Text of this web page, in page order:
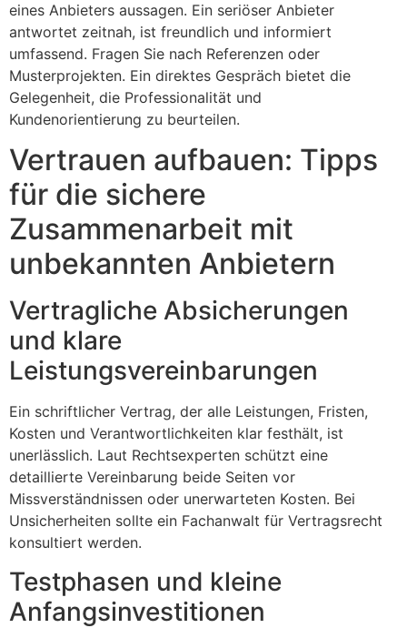
eines Anbieters aussagen. Ein seriöser Anbieter
antwortet zeitnah, ist freundlich und informiert
umfassend. Fragen Sie nach Referenzen oder
Musterprojekten. Ein direktes Gespräch bietet die
Gelegenheit, die Professionalität und
Kundenorientierung zu beurteilen.
Vertrauen aufbauen: Tipps
für die sichere
Zusammenarbeit mit
unbekannten Anbietern
Vertragliche Absicherungen
und klare
Leistungsvereinbarungen
Ein schriftlicher Vertrag, der alle Leistungen, Fristen,
Kosten und Verantwortlichkeiten klar festhält, ist
unerlässlich. Laut Rechtsexperten schützt eine
detaillierte Vereinbarung beide Seiten vor
Missverständnissen oder unerwarteten Kosten. Bei
Unsicherheiten sollte ein Fachanwalt für Vertragsrecht
konsultiert werden.
Testphasen und kleine
Anfangsinvestitionen